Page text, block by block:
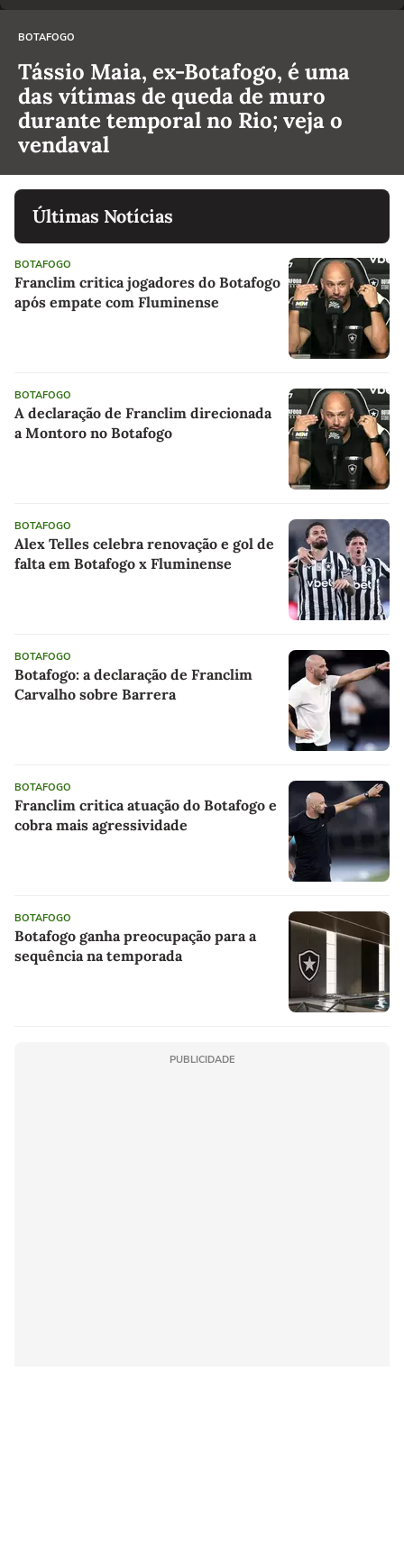
BOTAFOGO
Tássio Maia, ex-Botafogo, é uma
das vítimas de queda de muro
durante temporal no Rio; veja o
vendaval
Últimas Notícias
BOTAFOGO
Franclim critica jogadores do Botafogo
após empate com Fluminense
BOTAFOGO
A declaração de Franclim direcionada
a Montoro no Botafogo
BOTAFOGO
Alex Telles celebra renovação e gol de
falta em Botafogo x Fluminense
BOTAFOGO
Botafogo: a declaração de Franclim
Carvalho sobre Barrera
BOTAFOGO
Franclim critica atuação do Botafogo e
cobra mais agressividade
BOTAFOGO
Botafogo ganha preocupação para a
sequência na temporada
PUBLICIDADE